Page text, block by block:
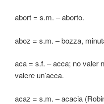
abort = s.m. – aborto.
aboz = s.m. – bozza,
aca = s.f. – acca; no valer
valere un’acca.
acaz = s.m. – acacia